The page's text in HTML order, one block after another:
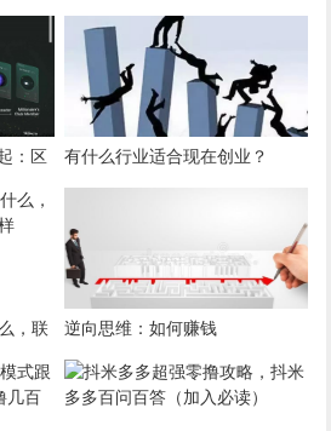
小米汽车而战。
：区
宙与
有什么行业适合现在创业？
，联
逆向思维：如何赚钱